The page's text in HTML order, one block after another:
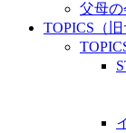
父母
TOPICS（旧